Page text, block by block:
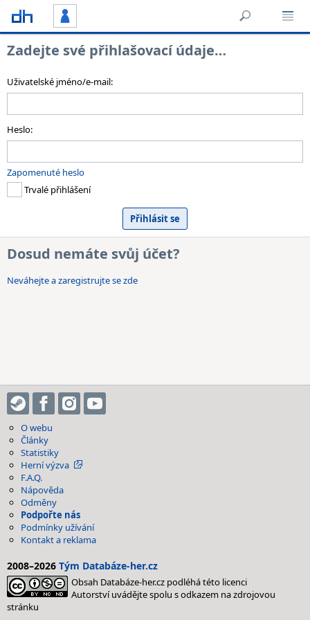
Zadejte své přihlašovací údaje…
Uživatelské jméno/e-mail:
Heslo:
Zapomenuté heslo
Trvalé přihlášení
Dosud nemáte svůj účet?
Neváhejte a zaregistrujte se zde
O webu
Články
Statistiky
Herní výzva
F.A.Q.
Nápověda
Odměny
Podpořte nás
Podmínky užívání
Kontakt a reklama
2008–2026 Tým Databáze-her.cz
Obsah Databáze-her.cz podléhá této licenci
Autorství uvádějte spolu s odkazem na zdrojovou
stránku